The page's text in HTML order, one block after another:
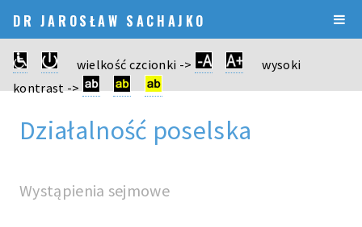
DR JAROSŁAW SACHAJKO
wielkość czcionki ->
wysoki
kontrast ->
Działalność poselska
Wystąpienia sejmowe